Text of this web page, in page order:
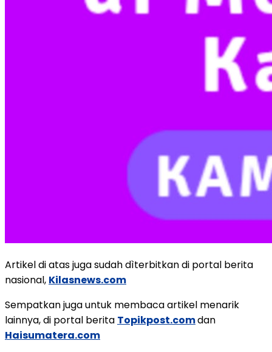
Artikel di atas juga sudah dìterbitkan di portal berita
nasional, Kilasnews.com
Sempatkan juga untuk membaca artikel menarik
lainnya, di portal berita Topikpost.comdan
Haisumatera.com